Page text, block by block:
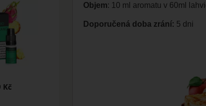
Objem: 10 ml aromatu v 60ml
Doporučená doba zrání: 5 dni
Kč